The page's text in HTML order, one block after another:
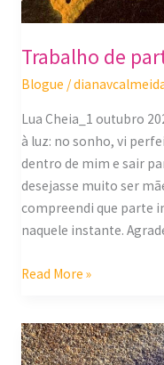
Trabalho de
Blogue /
Lua Cheia_1 outubro
à luz: no sonho, vi
dentro de mim e sair
desejasse muito ser
compreendi que parte
naquele instante.
Read More »
Parar
antes